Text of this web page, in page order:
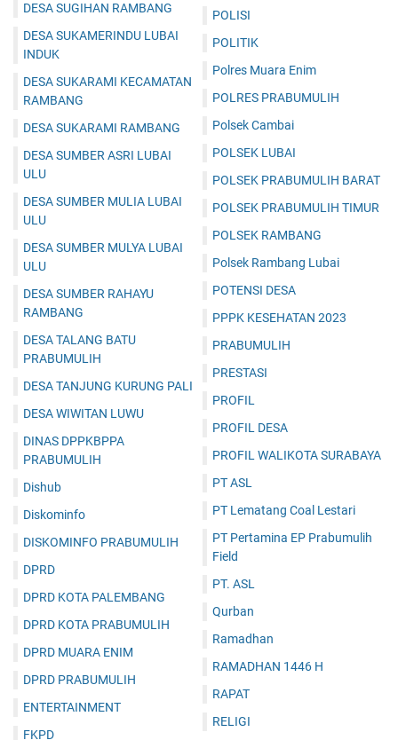
DESA SUGIHAN RAMBANG
DESA SUKAMERINDU LUBAI
INDUK
DESA SUKARAMI KECAMATAN
RAMBANG
DESA SUKARAMI RAMBANG
DESA SUMBER ASRI LUBAI
ULU
DESA SUMBER MULIA LUBAI
ULU
DESA SUMBER MULYA LUBAI
ULU
DESA SUMBER RAHAYU
RAMBANG
DESA TALANG BATU
PRABUMULIH
DESA TANJUNG KURUNG PALI
DESA WIWITAN LUWU
DINAS DPPKBPPA
PRABUMULIH
Dishub
Diskominfo
DISKOMINFO PRABUMULIH
DPRD
DPRD KOTA PALEMBANG
DPRD KOTA PRABUMULIH
DPRD MUARA ENIM
DPRD PRABUMULIH
ENTERTAINMENT
FKPD
POLISI
POLITIK
Polres Muara Enim
POLRES PRABUMULIH
Polsek Cambai
POLSEK LUBAI
POLSEK PRABUMULIH BARAT
POLSEK PRABUMULIH TIMUR
POLSEK RAMBANG
Polsek Rambang Lubai
POTENSI DESA
PPPK KESEHATAN 2023
PRABUMULIH
PRESTASI
PROFIL
PROFIL DESA
PROFIL WALIKOTA SURABAYA
PT ASL
PT Lematang Coal Lestari
PT Pertamina EP Prabumulih
Field
PT. ASL
Qurban
Ramadhan
RAMADHAN 1446 H
RAPAT
RELIGI